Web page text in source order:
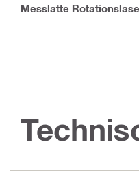
Messlatte